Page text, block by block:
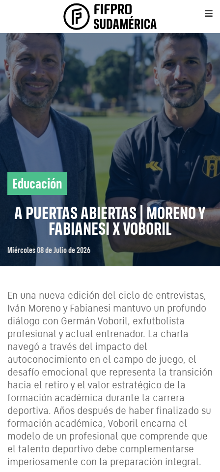
Educación
A PUERTAS ABIERTAS | MORENO Y
FABIANESI X VOBORIL
Miércoles 08 de Julio de 2026
En una nueva edición del ciclo de entrevistas,
Iván Moreno y Fabianesi mantuvo un profundo
diálogo con Germán Voboril, exfutbolista
profesional y actual entrenador. La charla
navegó a través del impacto del
autoconocimiento en el campo de juego, el
desafío emocional que representa la transición
hacia el retiro y el valor estratégico de la
formación académica durante la carrera
deportiva. Años después de haber finalizado su
formación académica, Voboril encarna el
modelo de un profesional que comprende que
el talento deportivo debe complementarse
imperiosamente con la preparación integral.